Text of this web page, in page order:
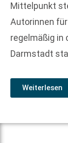
Mittelpunkt
Autorinnen für
regelmäßig in
Darmstadt
Weiterlesen